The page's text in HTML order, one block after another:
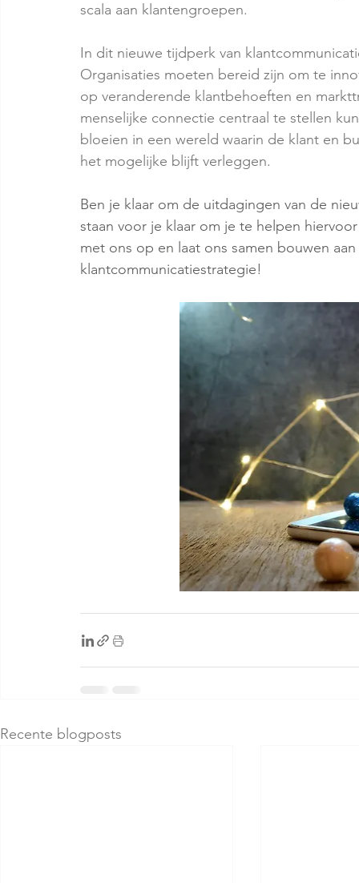
scala aan klantengroepen.
In dit nieuwe tijdperk van
Organisaties moeten bereid zijn om te
op veranderende klantbehoeften en
menselijke connectie centraal te stellen
bloeien in een wereld waarin de klant en
het mogelijke blijft verleggen.
Ben je klaar om de uitdagingen van de
staan voor je klaar om je te helpen
met ons op en laat ons samen bouwen
klantcommunicatiestrategie!
Recente blogposts